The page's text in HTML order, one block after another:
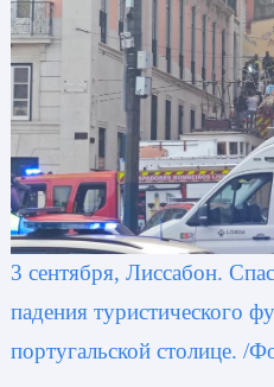
3 сентября, Лиссабон.
падения туристического
португальской столице. /